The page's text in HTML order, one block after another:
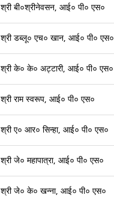
श्री बी०श्रीनेवसन, आई० पी० एस०
श्री डब्लू० एच० खान, आई० पी० एस०
श्री के० के० अट्टारी, आई० पी० एस०
श्री राम स्वरूप, आई० पी० एस०
श्री ए० आर० सिन्हा, आई० पी० एस०
श्री जे० महापात्रा, आई० पी० एस०
श्री जे० के० खन्ना, आई० पी० एस०